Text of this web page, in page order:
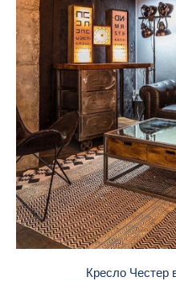
Кресло Честер